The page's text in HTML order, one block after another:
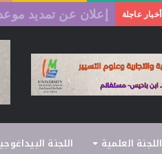
أخبار عاجلة رزنامة امتحانات
اللجنة العلمية اللجنة